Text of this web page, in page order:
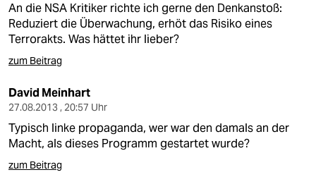
An die NSA Kritiker richte ich gerne den Denkanstoß:
Reduziert die Überwachung, erhöt das Risiko eines
Terrorakts. Was hättet ihr lieber?
zum Beitrag
David Meinhart
27.08.2013 , 20:57 Uhr
Typisch linke propaganda, wer war den damals an der
Macht, als dieses Programm gestartet wurde?
zum Beitrag